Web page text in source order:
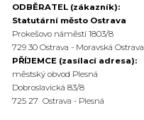
ODBĚRATEL (zákazník):
Statutární město Ostrava
Prokešovo náměstí 1803/8
729 30 Ostrava - Moravská Ostrava
PŘÍJEMCE (zasílací adresa):
městský obvod Plesná
Dobroslavická 83/8
725 27 Ostrava - Plesná